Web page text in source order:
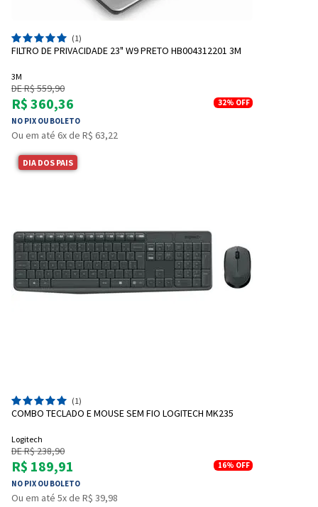
(1)
FILTRO DE PRIVACIDADE 23" W9 PRETO HB004312201 3M
3M
DE R$ 559,90
R$ 360,36
NO PIX OU BOLETO
32% OFF
Ou em até 6x de R$ 63,22
DIA DOS PAIS
(1)
COMBO TECLADO E MOUSE SEM FIO LOGITECH MK235
Logitech
DE R$ 238,90
R$ 189,91
NO PIX OU BOLETO
16% OFF
Ou em até 5x de R$ 39,98